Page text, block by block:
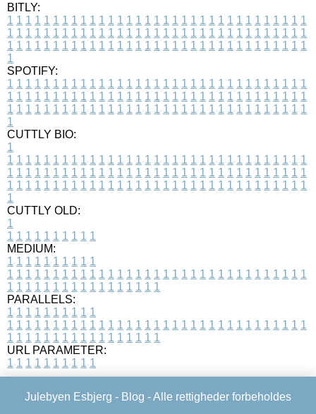
BITLY:
1 1 1 1 1 1 1 1 1 1 1 1 1 1 1 1 1 1 1 1 1 1 1 1 1 1 1 1 1 1 1 1 1
1 1 1 1 1 1 1 1 1 1 1 1 1 1 1 1 1 1 1 1 1 1 1 1 1 1 1 1 1 1 1 1 1
1 1 1 1 1 1 1 1 1 1 1 1 1 1 1 1 1 1 1 1 1 1 1 1 1 1 1 1 1 1 1 1 1
1
SPOTIFY:
1 1 1 1 1 1 1 1 1 1 1 1 1 1 1 1 1 1 1 1 1 1 1 1 1 1 1 1 1 1 1 1 1
1 1 1 1 1 1 1 1 1 1 1 1 1 1 1 1 1 1 1 1 1 1 1 1 1 1 1 1 1 1 1 1 1
1 1 1 1 1 1 1 1 1 1 1 1 1 1 1 1 1 1 1 1 1 1 1 1 1 1 1 1 1 1 1 1 1
1
CUTTLY BIO:
1
1 1 1 1 1 1 1 1 1 1 1 1 1 1 1 1 1 1 1 1 1 1 1 1 1 1 1 1 1 1 1 1 1
1 1 1 1 1 1 1 1 1 1 1 1 1 1 1 1 1 1 1 1 1 1 1 1 1 1 1 1 1 1 1 1 1
1 1 1 1 1 1 1 1 1 1 1 1 1 1 1 1 1 1 1 1 1 1 1 1 1 1 1 1 1 1 1 1 1
1
CUTTLY OLD:
1
1 1 1 1 1 1 1 1 1 1
MEDIUM:
1 1 1 1 1 1 1 1 1 1
1 1 1 1 1 1 1 1 1 1 1 1 1 1 1 1 1 1 1 1 1 1 1 1 1 1 1 1 1 1 1 1 1
1 1 1 1 1 1 1 1 1 1 1 1 1 1 1 1 1
PARALLELS:
1 1 1 1 1 1 1 1 1 1
1 1 1 1 1 1 1 1 1 1 1 1 1 1 1 1 1 1 1 1 1 1 1 1 1 1 1 1 1 1 1 1 1
1 1 1 1 1 1 1 1 1 1 1 1 1 1 1 1 1
URL PARAMETER:
1 1 1 1 1 1 1 1 1 1
Julebyen Esbjerg - Blog - Alle rettigheder forbeholdes